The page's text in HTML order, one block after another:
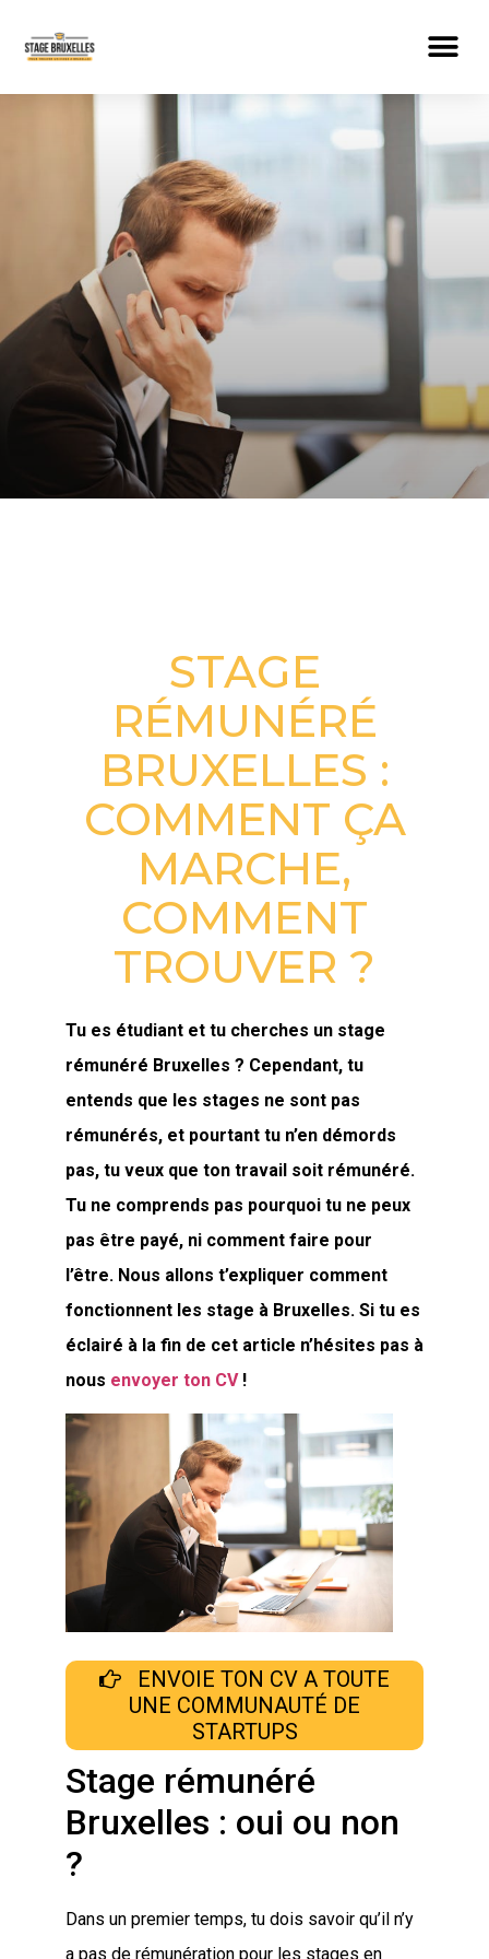
STAGE
RÉMUNÉRÉ
BRUXELLES :
COMMENT ÇA
MARCHE,
COMMENT
TROUVER ?
Tu es étudiant et tu cherches un stage
rémunéré Bruxelles ? Cependant, tu
entends que les stages ne sont pas
rémunérés, et pourtant tu n’en démords
pas, tu veux que ton travail soit rémunéré.
Tu ne comprends pas pourquoi tu ne peux
pas être payé, ni comment faire pour
l’être. Nous allons t’expliquer comment
fonctionnent les stage à Bruxelles. Si tu es
éclairé à la fin de cet article n’hésites pas à
nous envoyer ton CV!
ENVOIE TON CV A TOUTE
UNE COMMUNAUTÉ DE
STARTUPS
Stage rémunéré
Bruxelles : oui ou non
?
Dans un premier temps, tu dois savoir qu’il n’y
a pas de rémunération pour les stages en